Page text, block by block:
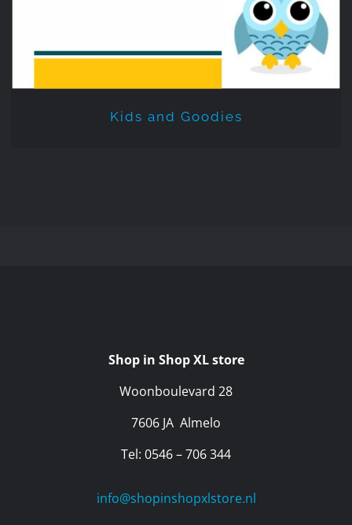
Kids and Goodies
Shop in Shop XL store
Woonboulevard 28
7606 JA Almelo
Tel: 0546 – 706 344
info@shopinshopxlstore.nl